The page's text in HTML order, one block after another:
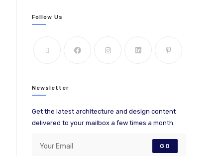
Follow Us
Newsletter
Get the latest architecture and design content
delivered to your mailbox a few times a month.
GO